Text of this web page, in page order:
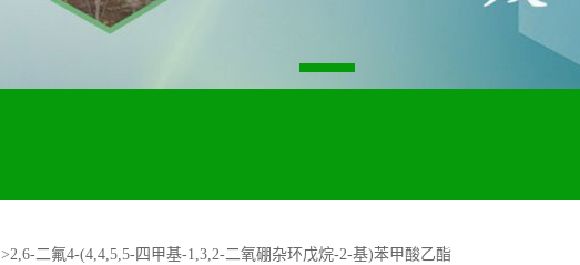
>2,6-二氟4-(4,4,5,5-四甲基-1,3,2-二氧硼杂环戊烷-2-基)苯甲酸乙酯